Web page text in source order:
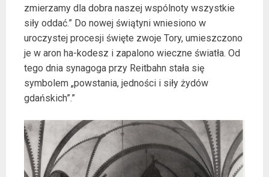
zmierzamy dla dobra naszej wspólnoty wszystkie
siły oddać.” Do nowej świątyni wniesiono w
uroczystej procesji święte zwoje Tory, umieszczono
je w aron ha-kodesz i zapalono wieczne światła. Od
tego dnia synagoga przy Reitbahn stała się
symbolem „powstania, jedności i siły żydów
gdańskich”.”